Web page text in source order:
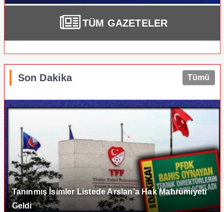
TÜM GAZETELER
Son Dakika Tümü
Tanınmış İsimler Listede Arslan’a Hak Mahrumiyeti
Geldi